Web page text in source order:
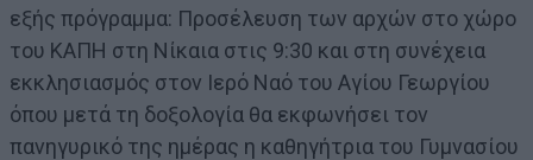
εξής πρόγραμμα: Προσέλευση των αρχών στο χώρο
του ΚΑΠΗ στη Νίκαια στις 9:30 και στη συνέχεια
εκκλησιασμός στον Ιερό Ναό του Αγίου Γεωργίου
όπου μετά τη δοξολογία θα εκφωνήσει τον
πανηγυρικό της ημέρας η καθηγήτρια του Γυμνασίου